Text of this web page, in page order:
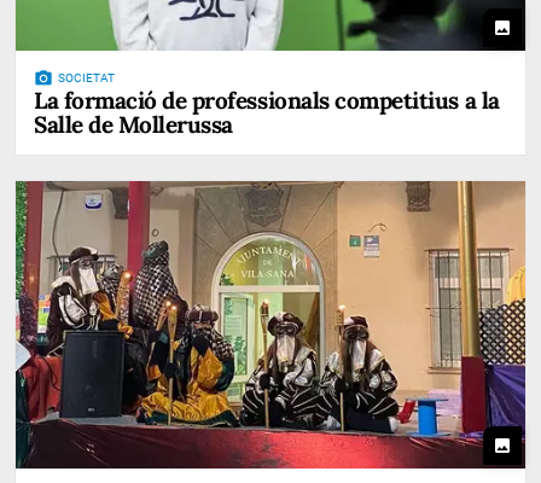
photo
photo_camera SOCIETAT
La formació de professionals competitius a la
Salle de Mollerussa
photo